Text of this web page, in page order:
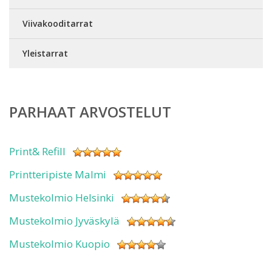
Viivakooditarrat
Yleistarrat
PARHAAT ARVOSTELUT
Print& Refill
Printteripiste Malmi
Mustekolmio Helsinki
Mustekolmio Jyväskylä
Mustekolmio Kuopio